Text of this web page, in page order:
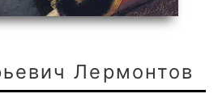
Лермонтов